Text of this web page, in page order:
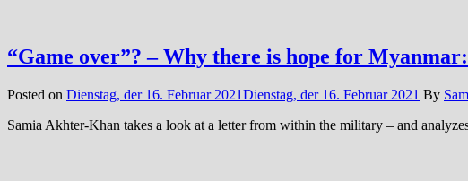
“Game over”? – Why there is hope for
Posted on Dienstag, der 16. Februar 2021Dienstag, der 16. Februar 2021 By
Samia Akhter-Khan takes a look at a letter from within the military – and